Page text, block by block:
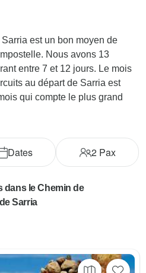
est un bon moyen de
Nous avons 13
entre 7 et 12 jours. Le mois
au départ de Sarria est
qui compte le plus grand
Dates 2Pax
dans le Chemin de
Sarria